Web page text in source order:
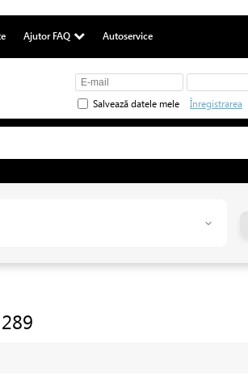
Ajutor FAQ Autoservice
Salvează datele mele Înregistrarea